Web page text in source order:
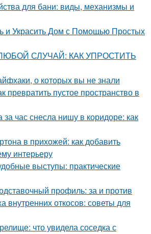
для бани: виды, механизмы и
и Украсить Дом с Помощью Простых
СЛУЧАЙ: КАК УПРОСТИТЬ
о которых вы не знали
превратить пустое пространство в
час снесла нишу в коридоре: как
в прихожей: как добавить
интерьеру
выступы: практические
профиль: за и против
внутренних откосов: советы для
что увидела соседка с